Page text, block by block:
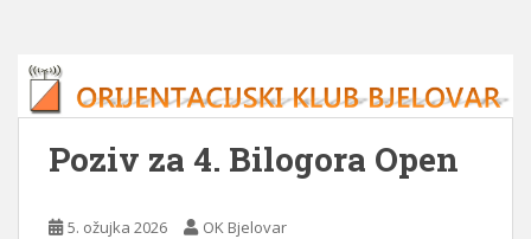
Poziv za 4. Bilogora Open
5. ožujka 2026 OK Bjelovar